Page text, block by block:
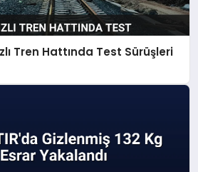
Tren Hattında Test Sürüşleri